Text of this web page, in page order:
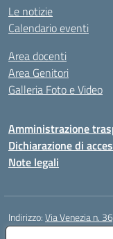
Le notizie
Calendario eventi
Area docenti
Area Genitori
Galleria Foto e Video
Amministrazione
Dichiarazione di
Note legali
Indirizzo:Via Venezia n.
Centralino: